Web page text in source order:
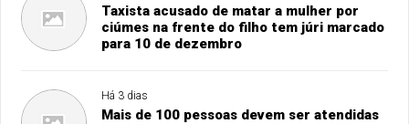
Taxista acusado de matar a mulher por
ciúmes na frente do filho tem júri marcado
para 10 de dezembro
Há 3 dias
Mais de 100 pessoas devem ser atendidas